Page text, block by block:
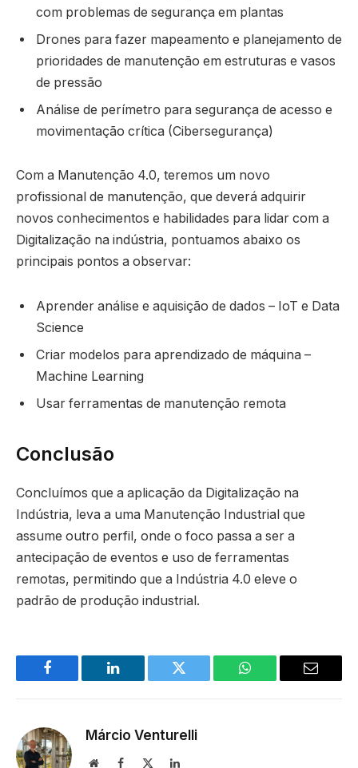
com problemas de segurança em plantas
Drones para fazer mapeamento e planejamento de
prioridades de manutenção em estruturas e vasos
de pressão
Análise de perímetro para segurança de acesso e
movimentação crítica (Cibersegurança)
Com a Manutenção 4.0, teremos um novo
profissional de manutenção, que deverá adquirir
novos conhecimentos e habilidades para lidar com a
Digitalização na indústria, pontuamos abaixo os
principais pontos a observar:
Aprender análise e aquisição de dados – IoT e Data
Science
Criar modelos para aprendizado de máquina –
Machine Learning
Usar ferramentas de manutenção remota
Conclusão
Concluímos que a aplicação da Digitalização na
Indústria, leva a uma Manutenção Industrial que
assume outro perfil, onde o foco passa a ser a
antecipação de eventos e uso de ferramentas
remotas, permitindo que a Indústria 4.0 eleve o
padrão de produção industrial.
Facebook LinkedIn Twitter WhatsApp Email
Márcio Venturelli
Site Facebook LinkedIn